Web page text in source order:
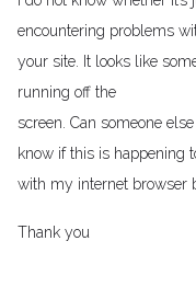
encountering problems
your site. It looks like
running off the
screen. Can someone
know if this is happening
with my internet browser
Thank you